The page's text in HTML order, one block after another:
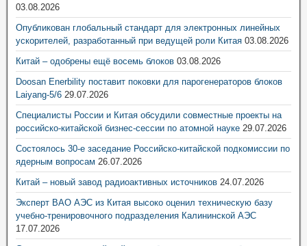
03.08.2026
Опубликован глобальный стандарт для электронных линейных
ускорителей, разработанный при ведущей роли Китая 03.08.2026
Китай – одобрены ещё восемь блоков 03.08.2026
Doosan Enerbility поставит поковки для парогенераторов блоков
Laiyang-5/6 29.07.2026
Специалисты России и Китая обсудили совместные проекты на
российско-китайской бизнес-сессии по атомной науке 29.07.2026
Состоялось 30-е заседание Российско-китайской подкомиссии по
ядерным вопросам 26.07.2026
Китай – новый завод радиоактивных источников 24.07.2026
Эксперт ВАО АЭС из Китая высоко оценил техническую базу
учебно-тренировочного подразделения Калининской АЭС
17.07.2026